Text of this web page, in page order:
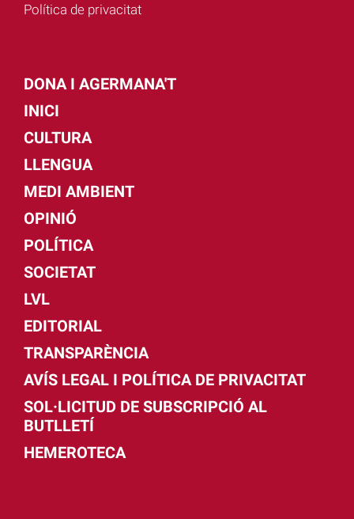
Política de privacitat
DONA I AGERMANA'T
INICI
CULTURA
LLENGUA
MEDI AMBIENT
OPINIÓ
POLÍTICA
SOCIETAT
LVL
EDITORIAL
TRANSPARÈNCIA
AVÍS LEGAL I POLÍTICA DE PRIVACITAT
SOL·LICITUD DE SUBSCRIPCIÓ AL
BUTLLETÍ
HEMEROTECA